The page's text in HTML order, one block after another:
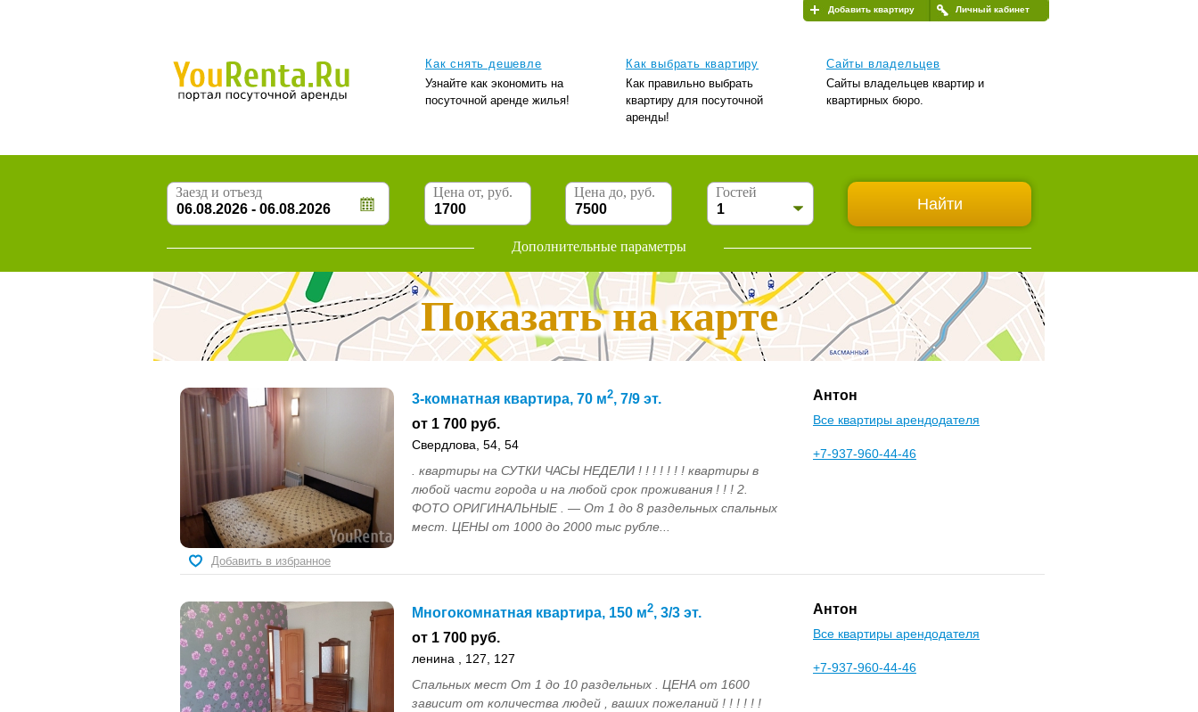
Личный кабинет
Добавить квартиру
Как снять дешевле
Узнайте как экономить на
посуточной аренде жилья!
Как выбрать квартиру
Как правильно выбрать
квартиру для посуточной
аренды!
Сайты владельцев
Сайты владельцев квартир и
квартирных бюро.
Заезд и отъезд Цена от, руб. Цена до, руб. Гостей
Дополнительные параметры
Показать на карте
3-комнатная квартира, 70 м2, 7/9 эт.
от 1 700 руб.
Свердлова, 54, 54
. квартиры на СУТКИ ЧАСЫ НЕДЕЛИ ! ! ! ! ! ! ! квартиры в
любой части города и на любой срок проживания ! ! ! 2.
ФОТО ОРИГИНАЛЬНЫЕ . — От 1 до 8 раздельных спальных
мест. ЦЕНЫ от 1000 до 2000 тыс рубле...
Антон
Все квартиры арендодателя
+7-937-960-44-46
Добавить в избранное
Многокомнатная квартира, 150 м2, 3/3 эт.
от 1 700 руб.
ленина , 127, 127
Спальных мест От 1 до 10 раздельных . ЦЕНА от 1600
зависит от количества людей , ваших пожеланий ! ! ! ! ! !
Антон
Все квартиры арендодателя
+7-937-960-44-46